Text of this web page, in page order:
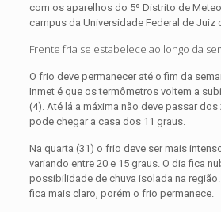
com os aparelhos do 5º Distrito de
campus da Universidade Federal de Juiz
Frente fria se estabelece ao longo da
O frio deve permanecer até o fim da
Inmet é que os termômetros voltem a
(4). Até lá a máxima não deve passar dos
pode chegar a casa dos 11 graus.
Na quarta (31) o frio deve ser mais
variando entre 20 e 15 graus. O dia fica
possibilidade de chuva isolada na
fica mais claro, porém o frio permanece.